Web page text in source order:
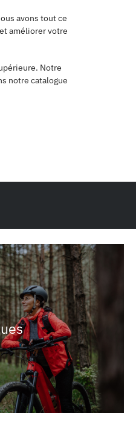
avons tout ce
améliorer votre
Notre
notre catalogue